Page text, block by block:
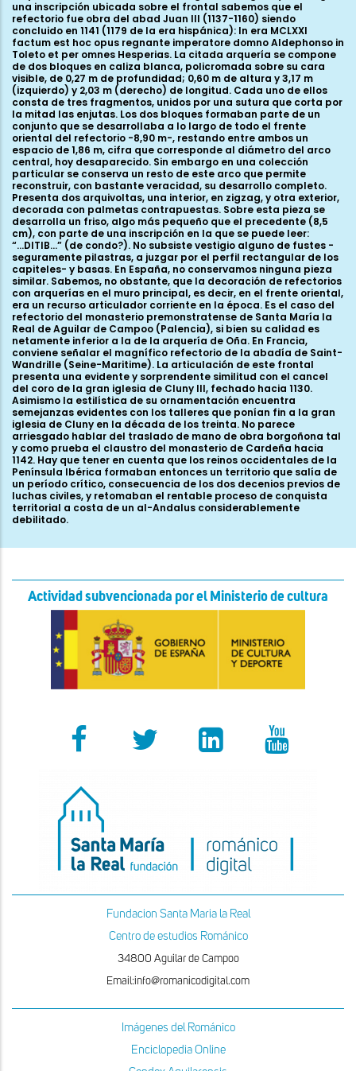
Actividad subvencionada por el Ministerio de cultura
Fundacion Santa Maria la Real
Centro de estudios Románico
34800 Aguilar de Campoo
Email:info@romanicodigital.com
Imágenes del Románico
Enciclopedia Online